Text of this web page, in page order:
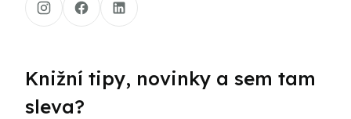
Knižní tipy, novinky a sem tam
sleva?